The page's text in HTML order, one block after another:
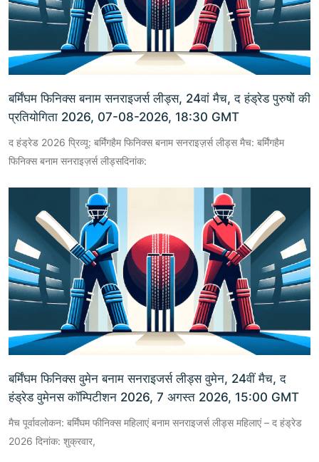
बर्मिंघम फिनिक्स बनाम सनराइजर्स लीड्स, 24वां मैच, द हंड्रेड पुरुषों की
प्रतियोगिता 2026, 07-08-2026, 18:30 GMT
द हंड्रेड 2026 प्रिव्यू: बर्मिंगहैम फिनिक्स बनाम सनराइज़र्स लीड्स मैच: बर्मिंगहैम
फिनिक्स बनाम सनराइज़र्स लीड्सदिनांक:
बर्मिंघम फिनिक्स वुमेन बनाम सनराइजर्स लीड्स वुमेन, 24वीं मैच, द
हंड्रेड वुमेनस कॉम्पिटीशन 2026, 7 अगस्त 2026, 15:00 GMT
मैच पूर्वावलोकन: बर्मिंघम फीनिक्स महिलाएं बनाम सनराइजर्स लीड्स महिलाएं – द हंड्रेड
2026 दिनांक: शुक्रवार,